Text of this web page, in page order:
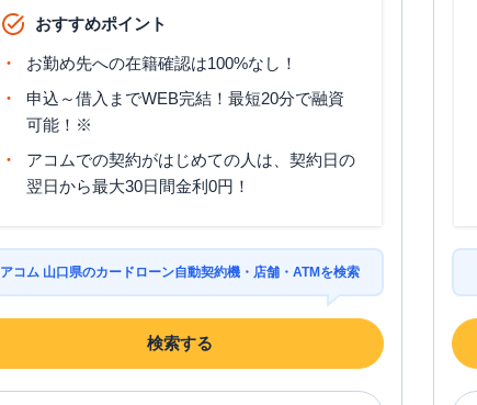
おすすめポイント
お勤め先への在籍確認は100%なし！
申込～借入までWEB完結！最短20分で融資
可能！※
アコムでの契約がはじめての人は、契約日の
翌日から最大30日間金利0円！
アコム 山口県のカードローン自動契約機・店舗・ATMを検索
検索する